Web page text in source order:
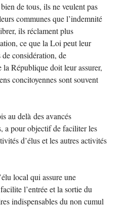
de tous, ils ne veulent pas
communes que l’indemnité
ils réclament plus
ce que la Loi peut leur
de considération, de
la République doit leur assurer,
concitoyennes sont souvent
au delà des avancés
a pour objectif de faciliter les
d’élus et les autres activités
local qui assure une
l’entrée et la sortie du
indispensables du non cumul